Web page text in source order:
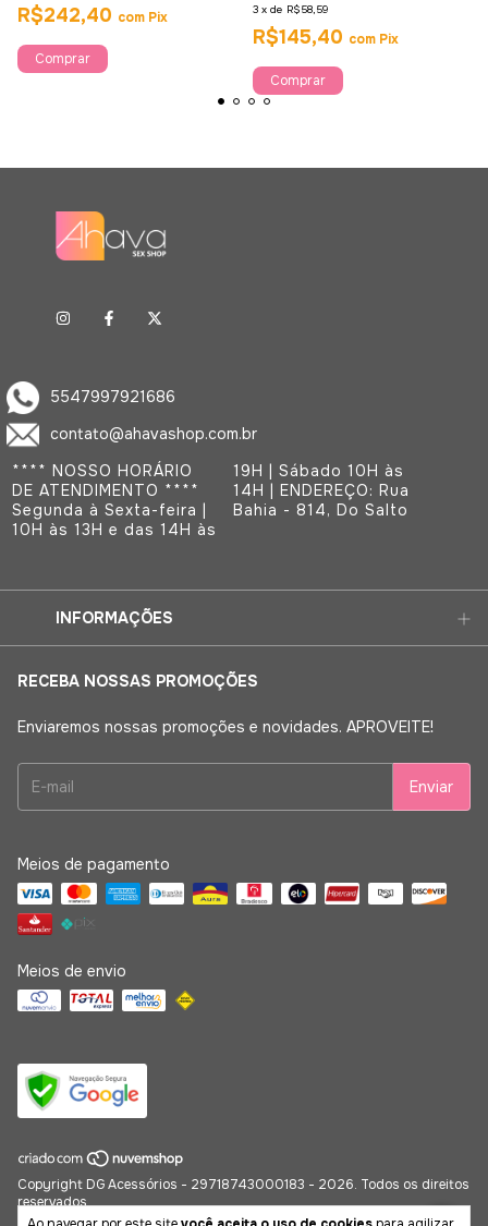
R$242,40 com Pix
Comprar
3 x de R$58,59
R$145,40 com Pix
Comprar
5547997921686
contato@ahavashop.com.br
**** NOSSO HORÁRIO
DE ATENDIMENTO ****
Segunda à Sexta-feira |
10H às 13H e das 14H às
19H | Sábado 10H às
14H | ENDEREÇO: Rua
Bahia - 814, Do Salto
INFORMAÇÕES
RECEBA NOSSAS PROMOÇÕES
Enviaremos nossas promoções e novidades. APROVEITE!
Meios de pagamento
Meios de envio
Copyright DG Acessórios - 29718743000183 - 2026. Todos os direitos
reservados.